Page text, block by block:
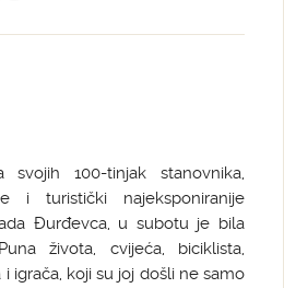
100-tinjak stanovnika,
i turistički najeksponiranije
Đurđevca, u subotu je bila
života, cvijeća, biciklista,
i igrača, koji su joj došli ne samo